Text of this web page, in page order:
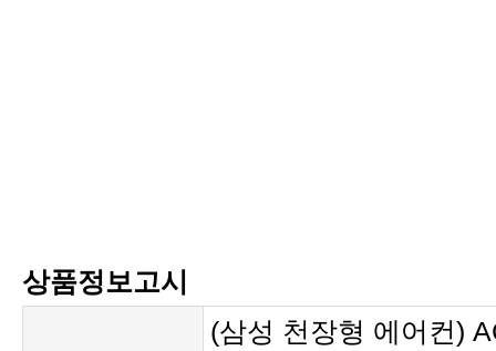
상품정보고시